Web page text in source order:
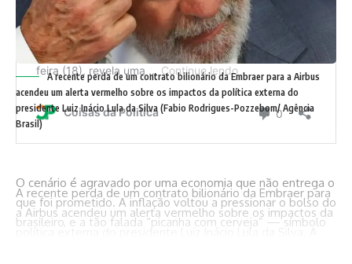
O cenário é agravado por uma economia que não entrega o
que foi prometido. A inflação voltou a pressionar o bolso do
brasileiro, e a tão falada “picanha com cerveja” — símbolo
A recente perda de um contrato bilionário da Embraer para a Airbus
acendeu um alerta vermelho sobre os impactos da política externa do
presidente Luiz Inácio Lula da Silva (Fabio Rodrigues-Pozzebom/ Agência
Brasil)
A recente perda de um contrato bilionário da Embraer para
a Airbus acendeu um alerta vermelho sobre os impactos da